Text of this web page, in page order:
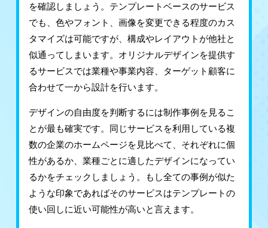
を確認しましょう。テンプレートベースのサービス
でも、色やフォント、画像を変更できる程度のカス
タマイズは可能ですが、構成やレイアウトが他社と
似通ってしまいます。オリジナルデザインを提供す
るサービスでは業種や事業内容、ターゲット顧客に
合わせて一から設計を行います。
デザインの自由度を判断するには制作事例を見るこ
とが最も確実です。同じサービスを利用している複
数の企業のホームページを見比べて、それぞれに個
性があるか、業種ごとに適したデザインになってい
るかをチェックしましょう。もし全ての事例が似た
ような印象であればそのサービスはテンプレートの
使い回しに近い可能性が高いと言えます。